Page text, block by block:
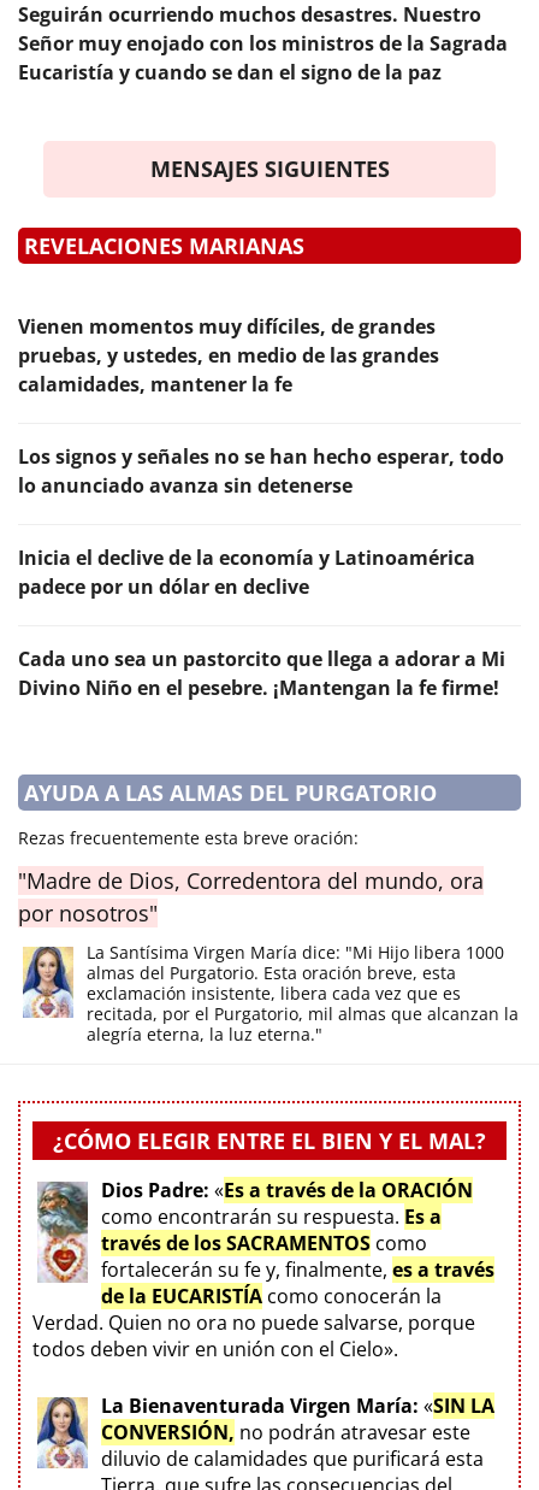
Seguirán ocurriendo muchos desastres. Nuestro
Señor muy enojado con los ministros de la Sagrada
Eucaristía y cuando se dan el signo de la paz
MENSAJES SIGUIENTES
REVELACIONES MARIANAS
Vienen momentos muy difíciles, de grandes
pruebas, y ustedes, en medio de las grandes
calamidades, mantener la fe
Los signos y señales no se han hecho esperar, todo
lo anunciado avanza sin detenerse
Inicia el declive de la economía y Latinoamérica
padece por un dólar en declive
Cada uno sea un pastorcito que llega a adorar a Mi
Divino Niño en el pesebre. ¡Mantengan la fe firme!
AYUDA A LAS ALMAS DEL PURGATORIO
Rezas frecuentemente esta breve oración:
"Madre de Dios, Corredentora del mundo, ora
por nosotros"
La Santísima Virgen María dice: "Mi Hijo libera 1000
almas del Purgatorio. Esta oración breve, esta
exclamación insistente, libera cada vez que es
recitada, por el Purgatorio, mil almas que alcanzan la
alegría eterna, la luz eterna."
¿CÓMO ELEGIR ENTRE EL BIEN Y EL MAL?
Dios Padre: «Es a través de la ORACIÓN
como encontrarán su respuesta. Es a
través de los SACRAMENTOS como
fortalecerán su fe y, finalmente, es a través
de la EUCARISTÍA como conocerán la
Verdad. Quien no ora no puede salvarse, porque
todos deben vivir en unión con el Cielo».
La Bienaventurada Virgen María: «SIN LA
CONVERSIÓN, no podrán atravesar este
diluvio de calamidades que purificará esta